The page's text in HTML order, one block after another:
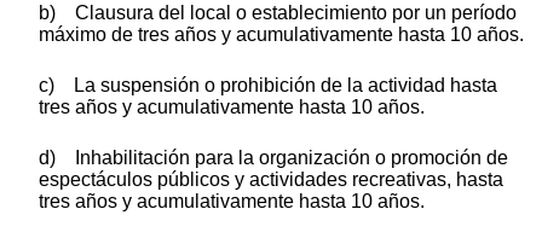
b) Clausura del local o establecimiento por un período
máximo de tres años y acumulativamente hasta 10 años.
c) La suspensión o prohibición de la actividad hasta
tres años y acumulativamente hasta 10 años.
d) Inhabilitación para la organización o promoción de
espectáculos públicos y actividades recreativas, hasta
tres años y acumulativamente hasta 10 años.